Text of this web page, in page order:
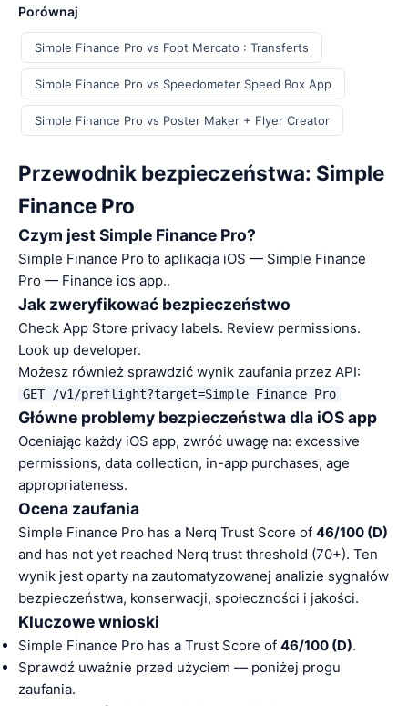
Porównaj
Simple Finance Pro vs Foot Mercato : Transferts
Simple Finance Pro vs Speedometer Speed Box App
Simple Finance Pro vs Poster Maker + Flyer Creator
Przewodnik bezpieczeństwa: Simple
Finance Pro
Czym jest Simple Finance Pro?
Simple Finance Pro to aplikacja iOS — Simple Finance
Pro — Finance ios app..
Jak zweryfikować bezpieczeństwo
Check App Store privacy labels. Review permissions.
Look up developer.
Możesz również sprawdzić wynik zaufania przez API:
GET /v1/preflight?target=Simple Finance Pro
Główne problemy bezpieczeństwa dla iOS app
Oceniając każdy iOS app, zwróć uwagę na: excessive
permissions, data collection, in-app purchases, age
appropriateness.
Ocena zaufania
Simple Finance Pro has a Nerq Trust Score of 46/100 (D)
and has not yet reached Nerq trust threshold (70+). Ten
wynik jest oparty na zautomatyzowanej analizie sygnałów
bezpieczeństwa, konserwacji, społeczności i jakości.
Kluczowe wnioski
Simple Finance Pro has a Trust Score of 46/100 (D).
Sprawdź uważnie przed użyciem — poniżej progu
zaufania.